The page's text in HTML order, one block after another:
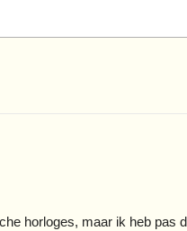
horloges, maar ik heb pas